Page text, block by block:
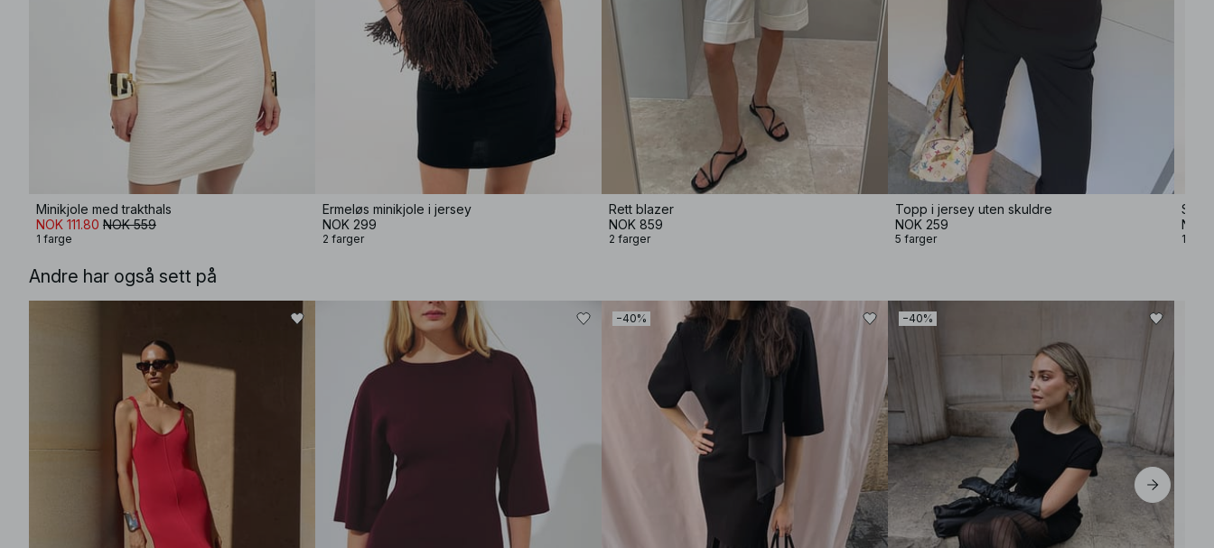
Minikjole med trakthals
NOK 111.80 NOK 559
1 farge
Ermeløs minikjole i jersey
NOK 299
2 farger
Rett blazer
NOK 859
2 farger
Topp i jersey uten skuldre
NOK 259
5 farger
NOK
1
Andre har også sett på
−40% −40%